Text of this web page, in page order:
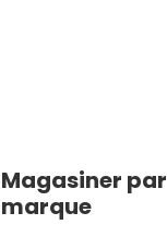
Magasiner par
marque